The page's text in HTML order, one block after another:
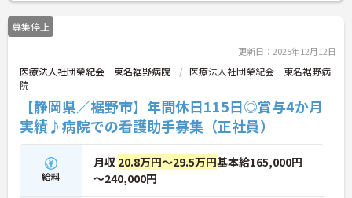
募集停止
更新日：2025年12月12日
医療法人社団榮紀会 東名裾野病院
医療法人社団榮紀会 東名裾野病
院
【静岡県／裾野市】年間休日115日◎賞与4か月
実績♪病院での看護助手募集（正社員）
給料
月収 20.8万円～29.5万円基本給165,000円
～240,000円